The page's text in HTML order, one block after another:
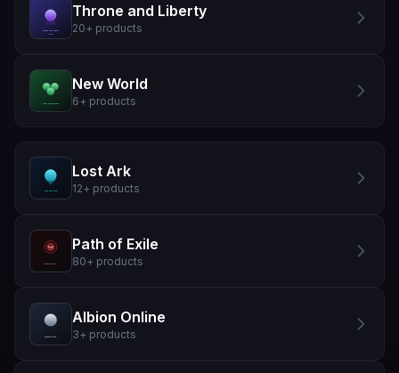
Throne and Liberty
20+ products
New World
6+ products
Lost Ark
12+ products
Path of Exile
80+ products
Albion Online
3+ products